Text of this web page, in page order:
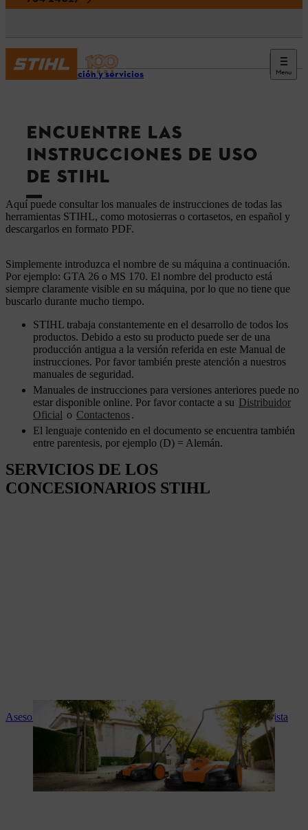
Menu
Información y servicios
ENCUENTRE LAS
INSTRUCCIONES DE USO
DE STIHL
Aquí puede consultar los manuales de instrucciones de todas las
herramientas STIHL, como motosierras o cortasetos, en español y
descargarlos en formato PDF.
Simplemente introduzca el nombre de su máquina a continuación.
Por ejemplo: GTA 26 o MS 170. El nombre del producto está
siempre claramente visible en su máquina, por lo que no tiene que
buscarlo durante mucho tiempo.
STIHL trabaja constantemente en el desarrollo de todos los
productos. Debido a esto su producto puede ser de una
producción antigua a la versión referida en este Manual de
instrucciones. Por favor también preste atención a nuestros
manuales de seguridad.
Manuales de instrucciones para versiones anteriores puede no
estar disponible online. Por favor contacte a su Distribuidor
Oficial o Contactenos.
El lenguaje contenido en el documento se encuentra también
entre parentesis, por ejemplo (D) = Alemán.
SERVICIOS DE LOS
CONCESIONARIOS STIHL
Asesoramiento experto y servicio STIHL en tu tienda especialista